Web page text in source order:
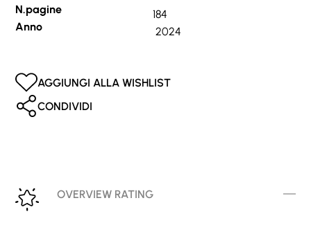
N.pagine
184
Anno
2024
AGGIUNGI ALLA WISHLIST
CONDIVIDI
OVERVIEW RATING